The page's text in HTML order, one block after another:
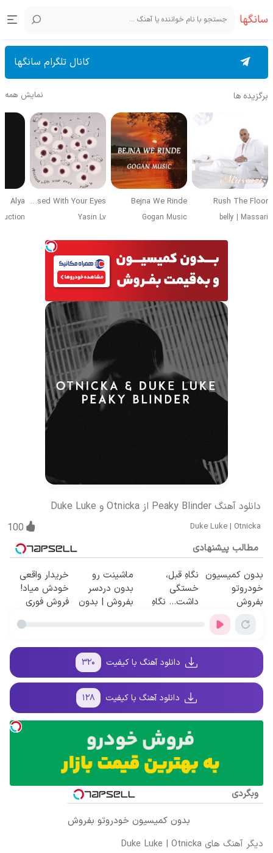
سانگها
کانال تلگرام سانگها
برگزیده ها نمایش همه
Rush The Floor
belly | Massari
Bejna We Rinde
Gogan Music
Obsessed With Your Eyes
Yasin Lv
Alya
دانلود آهنگ Peaky Blinder از Otnicka و Duke Luke
Duke Luke | Otnicka
100
مطالب پیشنهادی
بدون کمیسیون
خودروتو
بفروش
نگاهِ قبل،
خستگی
داشت... نگاهِ
ماشینت رو
بدون دردسر
بفروش | بدون
خریدار واقعی
خودش میاد!
فروش فوری
همراه مکانیک
دانلود آهنگ با کیفیت ۳۲۰
دانلود آهنگ با کیفیت ۱۲۸
وبگردی
بدون کمیسیون خودروتو بفروش
دیگر آهنگ های
Duke Luke | Otnicka